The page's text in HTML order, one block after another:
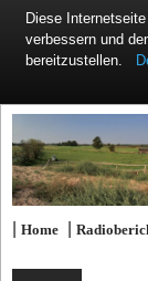
|Home |
Diese
verbessern und
bereitzustellen.